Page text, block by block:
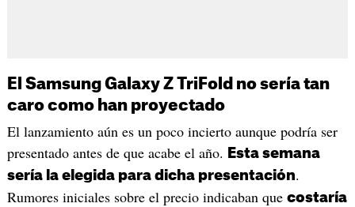
El Samsung Galaxy Z TriFold no sería tan
caro como han proyectado
El lanzamiento aún es un poco incierto aunque podría ser
presentado antes de que acabe el año.
Esta semana
sería la elegida para dicha presentación.
Rumores iniciales sobre el precio indicaban que costaría